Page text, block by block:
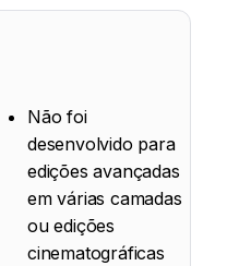
Não foi
desenvolvido para
edições avançadas
em várias camadas
ou edições
cinematográficas